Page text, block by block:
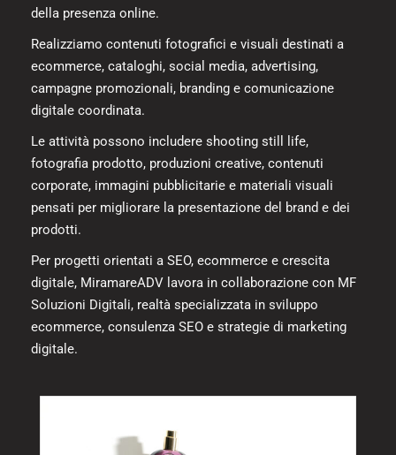
della presenza online.
Realizziamo contenuti fotografici e visuali destinati a
ecommerce, cataloghi, social media, advertising,
campagne promozionali, branding e comunicazione
digitale coordinata.
Le attività possono includere shooting still life,
fotografia prodotto, produzioni creative, contenuti
corporate, immagini pubblicitarie e materiali visuali
pensati per migliorare la presentazione del brand e dei
prodotti.
Per progetti orientati a SEO, ecommerce e crescita
digitale, MiramareADV lavora in collaborazione con MF
Soluzioni Digitali, realtà specializzata in sviluppo
ecommerce, consulenza SEO e strategie di marketing
digitale.